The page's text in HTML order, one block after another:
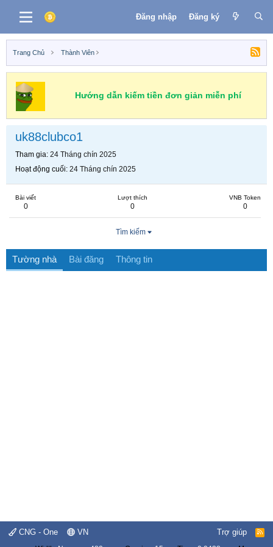
Đăng nhập Đăng ký
Trang Chủ Thành Viên
Hướng dẫn kiếm tiền đơn giản miễn phí
uk88clubco1
Tham gia 24 Tháng chín 2025
Hoạt động cuối 24 Tháng chín 2025
Bài viết
0
Lượt thích
0
VNB Token
0
Tìm kiếm
Tường nhà Bài đăng Thông tin
CNG - One VN Trợ giúp
R